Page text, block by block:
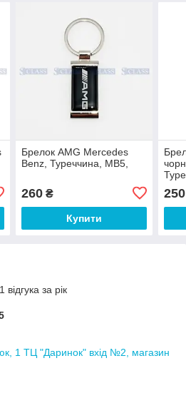
Брелок AMG Mercedes
Benz, Туреччина, MB5,
260₴
Купити
250
за рік
1 ТЦ "Даринок" вхід №2, магазин